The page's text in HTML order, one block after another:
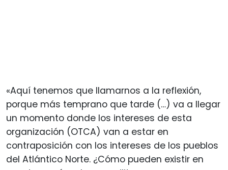
«Aquí tenemos que llamarnos a la reflexión,
porque más temprano que tarde (…) va a llegar
un momento donde los intereses de esta
organización (OTCA) van a estar en
contraposición con los intereses de los pueblos
del Atlántico Norte. ¿Cómo pueden existir en